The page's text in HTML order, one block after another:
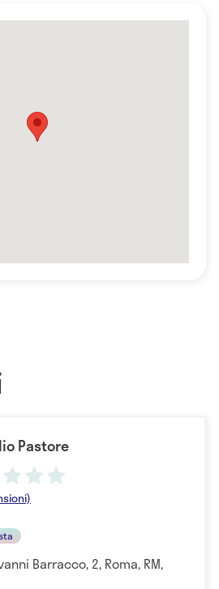
Pastore
Barracco, 2, Roma, RM,